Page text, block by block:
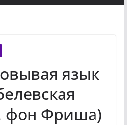
язык
фон Фриша)